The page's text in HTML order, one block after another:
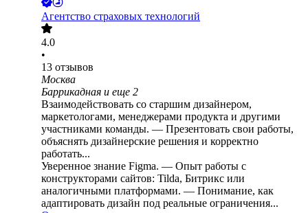
Агентство страховых технологий
4.0
•
13 отзывов
Москва
Баррикадная и еще 2
Взаимодействовать со старшим дизайнером,
маркетологами, менеджерами продукта и другими
участниками команды. — Презентовать свои работы,
объяснять дизайнерские решения и корректно
работать...
Уверенное знание Figma. — Опыт работы с
конструкторами сайтов: Tilda, Битрикс или
аналогичными платформами. — Понимание, как
адаптировать дизайн под реальные ограничения...